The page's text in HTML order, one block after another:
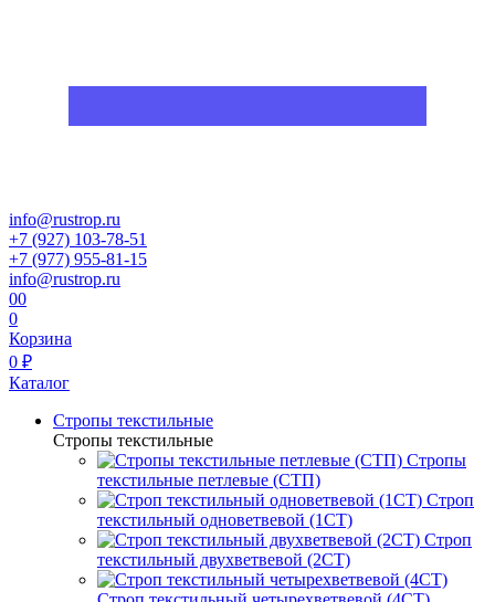
info@rustrop.ru
+7 (927) 103-78-51
+7 (977) 955-81-15
info@rustrop.ru
00
0
Корзина
0 ₽
Каталог
Стропы текстильные
Стропы текстильные
Стропы
текстильные петлевые (СТП)
Строп
текстильный одноветвевой (1СТ)
Строп
текстильный двухветвевой (2СТ)